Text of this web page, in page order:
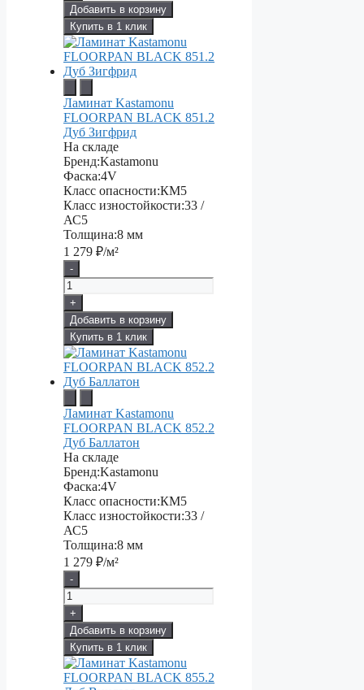
Добавить в корзину
Купить в 1 клик
Ламинат Kastamonu
FLOORPAN BLACK 851.2
Дуб Зигфрид
На складе
Бренд:Kastamonu
Фаска:4V
Класс опасности:КМ5
Класс изностойкости:33 /
АС5
Толщина:8 мм
1 279 ₽/м²
-
+
Добавить в корзину
Купить в 1 клик
Ламинат Kastamonu
FLOORPAN BLACK 852.2
Дуб Баллатон
На складе
Бренд:Kastamonu
Фаска:4V
Класс опасности:КМ5
Класс изностойкости:33 /
АС5
Толщина:8 мм
1 279 ₽/м²
-
+
Добавить в корзину
Купить в 1 клик